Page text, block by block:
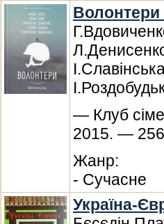
Волонтери
— Клуб
2015. —
Жанр:
- Сучасне
Україна-